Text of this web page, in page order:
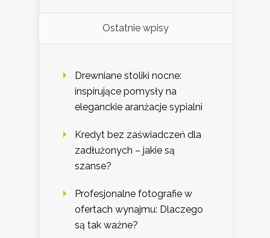
Ostatnie wpisy
Drewniane stoliki nocne:
inspirujące pomysły na
eleganckie aranżacje sypialni
Kredyt bez zaświadczeń dla
zadłużonych – jakie są
szanse?
Profesjonalne fotografie w
ofertach wynajmu: Dlaczego
są tak ważne?